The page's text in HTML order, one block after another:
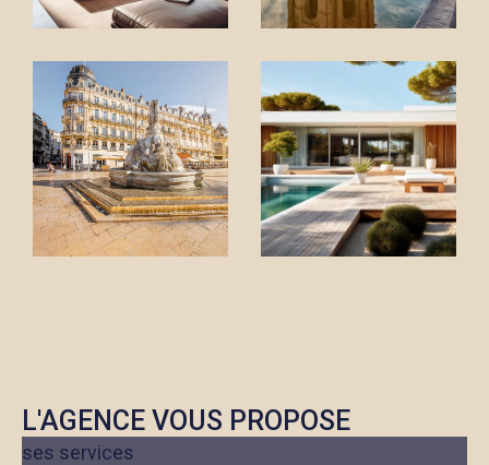
vous aidons à faire les bons choix, au bon moment.
Que ce soit pour l’achat d’un appartement, la vente
d’une maison ou un
investissement locatif à
Montpellier,chaque projet mérite une stratégie
claire et un accompagnement rigoureux.
Notre priorité : vous guider avec méthode, sincérité et
efficacité. Savoir quand attendre, quand négocier, ou
quand foncer, c’est notre métier. Découvrez nos
Vous voulezestimer votre bien à Montpellier
L'AGENCE VOUS PROPOSE
ses services